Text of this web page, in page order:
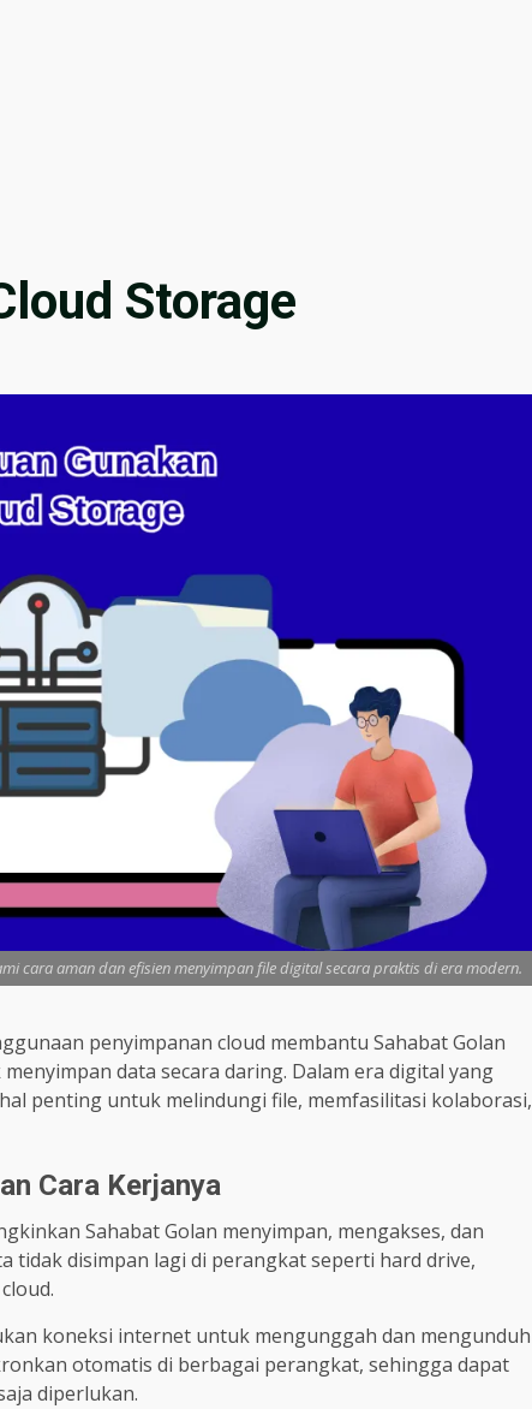
Storage
cara aman dan efisien menyimpan file digital secara praktis di era modern.
penyimpanan cloud membantu Sahabat Golan
data secara daring. Dalam era digital yang
penting untuk melindungi file, memfasilitasi kolaborasi,
Cara Kerjanya
Sahabat Golan menyimpan, mengakses, dan
tidak disimpan lagi di perangkat seperti hard drive,
koneksi internet untuk mengunggah dan mengunduh
otomatis di berbagai perangkat, sehingga dapat
diperlukan.